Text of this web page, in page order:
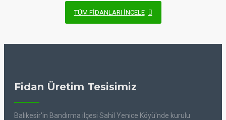
TÜM FIDANLARI İNCELE
Fidan Üretim Tesisimiz
Balıkesir'in Bandırma ilçesi Sahil Yenice Köyü'nde kurulu